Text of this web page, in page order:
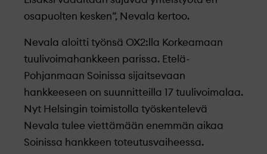
osapuolten kesken”, Nevala kertoo.
Nevala aloitti työnsä OX2:lla Korkeamaan
tuulivoimahankkeen parissa. Etelä-
Pohjanmaan Soinissa sijaitsevaan
hankkeeseen on suunnitteilla 17 tuulivoimalaa.
Nyt Helsingin toimistolla työskentelevä
Nevala tulee viettämään enemmän aikaa
Soinissa hankkeen toteutusvaiheessa.